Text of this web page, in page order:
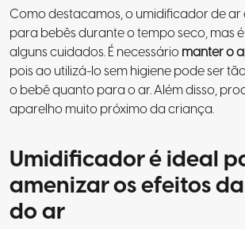
Como destacamos, o umidificador de
para bebês durante o tempo seco, mas
alguns cuidados. É necessáriomanter o
pois ao utilizá-lo sem higiene pode ser
o bebê quanto para o ar. Além disso,
aparelho muito próximo da criança.
Umidificador é ideal
amenizar os efeitos
do ar